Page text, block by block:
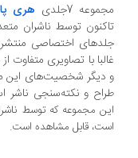
مجموعه 7جلدی هری
تاکنون توسط ناشران
جلدهای اختصاصی
غالبا با تصاویری متفاوت
و دیگر شخصیت‌های این
طراح و نکته‌سنجی ناشر
این مجموعه که توسط
است، قابل مشاهده است.